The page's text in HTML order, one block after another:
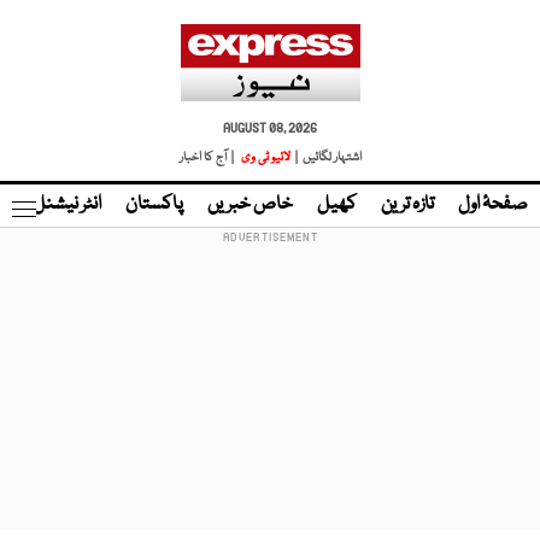
AUGUST 08, 2026
اشتہار لگائیں |
لائیو ٹی وی | آج کا اخبار
صفحۂ اول تازہ ترین کھیل خاص خبریں پاکستان انٹر نیشنل